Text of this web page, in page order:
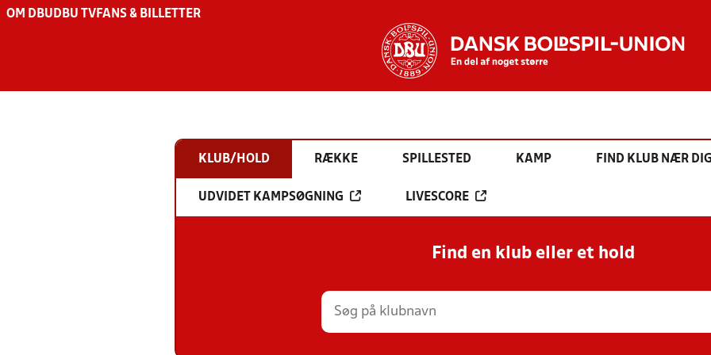
OM DBU DBU TV FANS & BILLETTER
KLUB/HOLD RÆKKE SPILLESTED KAMP FIND KLUB NÆR
UDVIDET KAMPSØGNING LIVESCORE
Find en klub eller et hold